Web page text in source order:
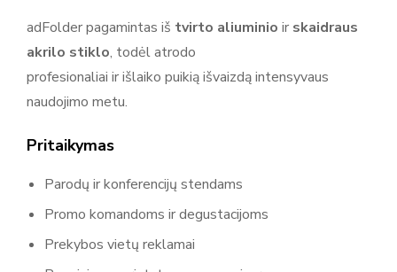
adFolder pagamintas iš tvirto aliuminio ir skaidraus
akrilo stiklo, todėl atrodo
profesionaliai ir išlaiko puikią išvaizdą intensyvaus
naudojimo metu.
Pritaikymas
Parodų ir konferencijų stendams
Promo komandoms ir degustacijoms
Prekybos vietų reklamai
ekspozicijoms. Adsystem gaminiai yra moduliniai, mobilūs ir
lengvai surenkami, todėl tinka naudojimui parodose,
renginiuose, prekybos vietose ir komunikacijos erdvėse, kur
svarbu aiškiai ir efektyviai pristatyti prekę ar prekės ženklą.